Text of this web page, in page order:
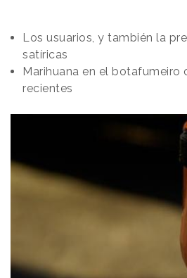
Los usuarios, y también la
satíricas
Marihuana en el
recientes